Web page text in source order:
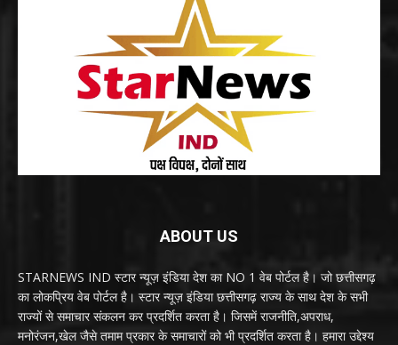
ABOUT US
STARNEWS IND स्टार न्यूज़ इंडिया देश का NO 1 वेब पोर्टल है। जो छत्तीसगढ़
का लोकप्रिय वेब पोर्टल है। स्टार न्यूज़ इंडिया छत्तीसगढ़ राज्य के साथ देश के सभी
राज्यों से समाचार संकलन कर प्रदर्शित करता है। जिसमें राजनीति,अपराध,
मनोरंजन,खेल जैसे तमाम प्रकार के समाचारों को भी प्रदर्शित करता है। हमारा उद्देश्य